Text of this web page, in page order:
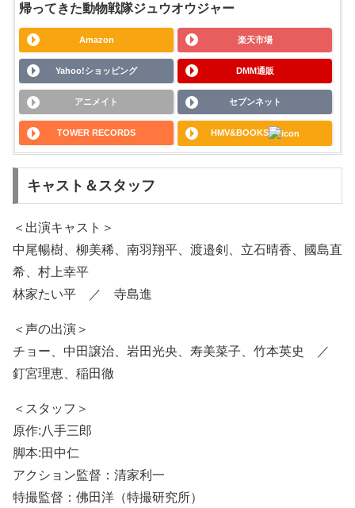
帰ってきた動物戦隊ジュウオウジャー
Amazon 楽天市場
Yahoo!ショッピング DMM通販
アニメイト セブンネット
TOWER RECORDS HMV&BOOKS
キャスト＆スタッフ
＜出演キャスト＞
中尾暢樹、柳美稀、南羽翔平、渡邉剣、立石晴香、國島直
希、村上幸平
林家たい平 ／ 寺島進
＜声の出演＞
チョー、中田譲治、岩田光央、寿美菜子、竹本英史 ／
釘宮理恵、稲田徹
＜スタッフ＞
原作:八手三郎
脚本:田中仁
アクション監督：清家利一
特撮監督：佛田洋（特撮研究所）